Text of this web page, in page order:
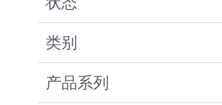
类别
产品系列